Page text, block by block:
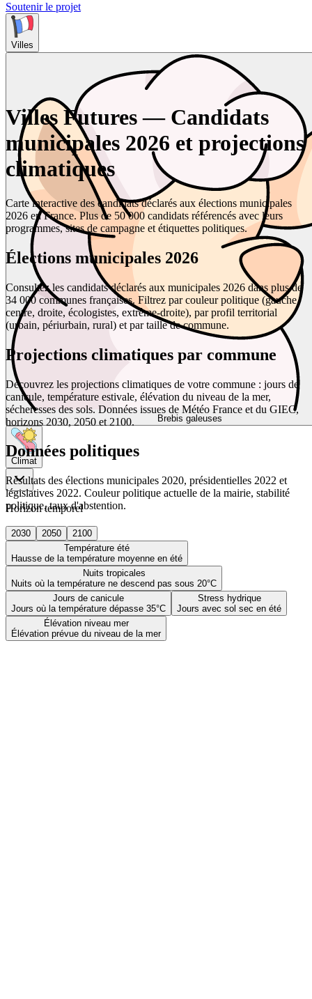
Soutenir le projet
Villes
Brebis galeuses
Climat
Horizon temporel
2030 2050
2100
Température été
Hausse de la température moyenne en été
Nuits tropicales
Nuits où la température ne descend pas sous 20°C
Jours de canicule
Jours où la température dépasse 35°C
Stress hydrique
Jours avec sol sec en été
Élévation niveau mer
Élévation prévue du niveau de la mer
Villes Futures — Candidats
municipales 2026 et projections
climatiques
Carte interactive des candidats déclarés aux élections municipales
2026 en France. Plus de 50 000 candidats référencés avec leurs
programmes, sites de campagne et étiquettes politiques.
Élections municipales 2026
Consultez les candidats déclarés aux municipales 2026 dans plus de
34 000 communes françaises. Filtrez par couleur politique (gauche,
centre, droite, écologistes, extrême-droite), par profil territorial
(urbain, périurbain, rural) et par taille de commune.
Projections climatiques par commune
Découvrez les projections climatiques de votre commune : jours de
canicule, température estivale, élévation du niveau de la mer,
sécheresses des sols. Données issues de Météo France et du GIEC,
horizons 2030, 2050 et 2100.
Données politiques
Résultats des élections municipales 2020, présidentielles 2022 et
législatives 2022. Couleur politique actuelle de la mairie, stabilité
politique, taux d'abstention.